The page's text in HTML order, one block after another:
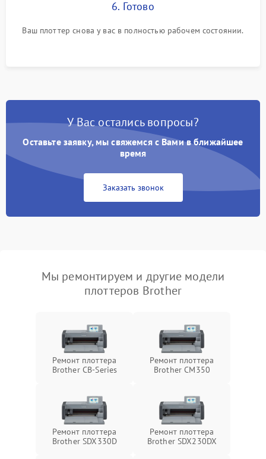
6. Готово
Ваш плоттер снова у вас в полностью рабочем состоянии.
У Вас остались вопросы?
Оставьте заявку, мы свяжемся с Вами в ближайшее
время
Заказать звонок
Мы ремонтируем и другие модели
плоттеров Brother
Ремонт плоттера
Brother CB-Series
Ремонт плоттера
Brother CM350
Ремонт плоттера
Brother SDX330D
Ремонт плоттера
Brother SDX230DX